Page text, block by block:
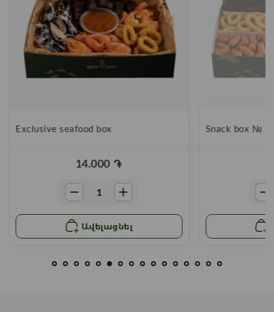
Exclusive seafood box
14.000 ֏
Ավելացնել
Snack box № 3